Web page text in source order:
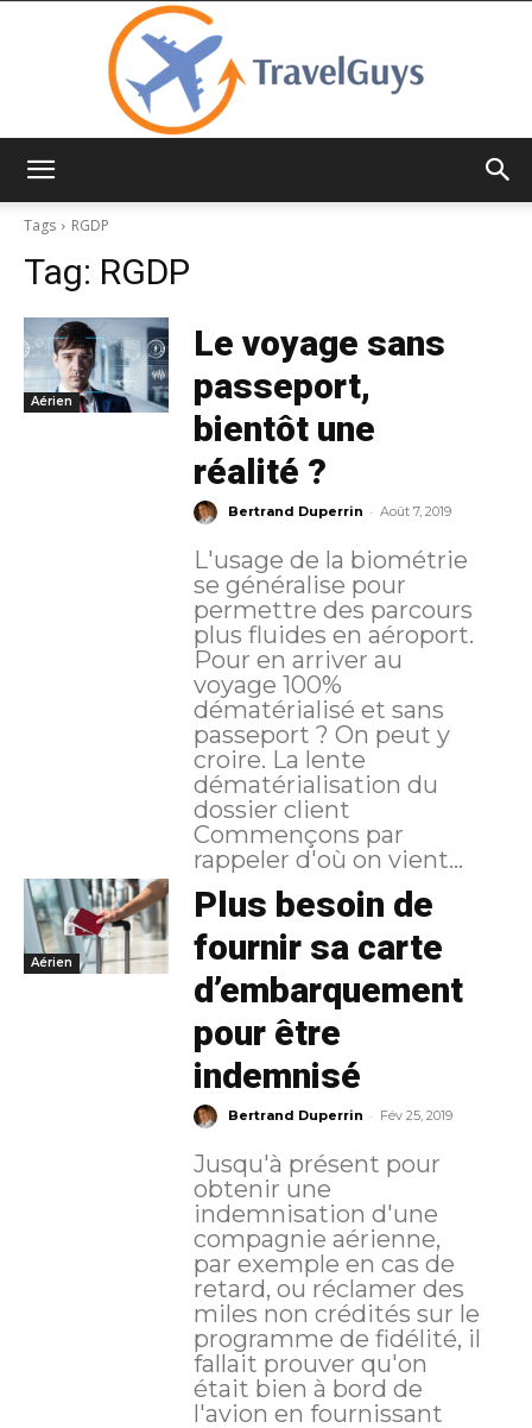
Tags
RGDP
Tag: RGDP
Aérien
Le voyage sans
passeport,
bientôt une
réalité ?
Bertrand Duperrin - Août 7, 2019
L'usage de la biométrie
se généralise pour
permettre des parcours
plus fluides en aéroport.
Pour en arriver au
voyage 100%
dématérialisé et sans
passeport ? On peut y
croire. La lente
dématérialisation du
dossier client
Commençons par
rappeler d'où on vient...
Aérien
Plus besoin de
fournir sa carte
d’embarquement
pour être
indemnisé
Bertrand Duperrin - Fév 25, 2019
Jusqu'à présent pour
obtenir une
indemnisation d'une
compagnie aérienne,
par exemple en cas de
retard, ou réclamer des
miles non crédités sur le
programme de fidélité, il
fallait prouver qu'on
était bien à bord de
l'avion en fournissant